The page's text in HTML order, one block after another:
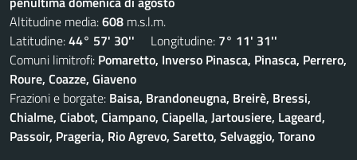
Altitudine media:608 m.s.l.m.
Latitudine:44° 57' 30'' Longitudine: 7° 11' 31''
Comuni limitrofi: Pomaretto, Inverso Pinasca, Pinasca, Perrero,
Roure, Coazze, Giaveno
Frazioni e borgate: Baisa, Brandoneugna, Breirè, Bressi,
Chialme, Ciabot, Ciampano, Ciapella, Jartousiere, Lageard,
Passoir, Prageria, Rio Agrevo, Saretto, Selvaggio, Torano